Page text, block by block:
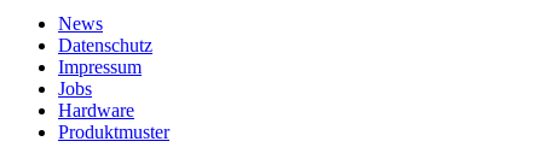
News
Datenschutz
Impressum
Jobs
Hardware
Produktmuster